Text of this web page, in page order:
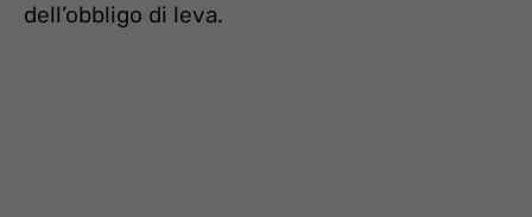
dell’obbligo di leva.